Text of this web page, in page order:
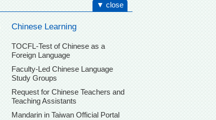
▼ close
Chinese Learning
TOCFL-Test of Chinese as a
Foreign Language
Faculty-Led Chinese Language
Study Groups
Request for Chinese Teachers and
Teaching Assistants
Mandarin in Taiwan Official Portal